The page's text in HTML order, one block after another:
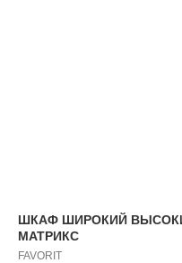
ШКАФ ШИРОКИЙ
МАТРИКС
FAVORIT